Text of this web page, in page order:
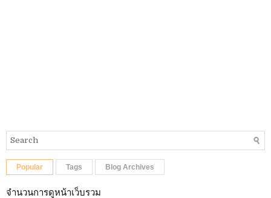
Popular Tags Blog Archives
จำนวนการดูหน้าเว็บรวม